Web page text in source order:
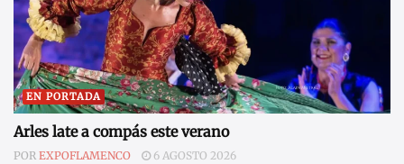
EN PORTADA
Arles late a compás este verano
POR EXPOFLAMENCO 6 AGOSTO 2026